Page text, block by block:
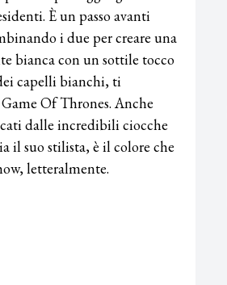
È un passo avanti
i due per creare una
bianca con un sottile tocco
capelli bianchi, ti
Of Thrones. Anche
dalle incredibili ciocche
il suo stilista, è il colore che
letteralmente.